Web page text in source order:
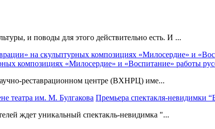
и поводы для этого действительно есть. И ...
композициях «Милосердие» и «Воспитание» работы
реставрационном центре (ВХНРЦ) име...
Премьера спектакля-невидимки
ждет уникальный спектакль-невидимка "...